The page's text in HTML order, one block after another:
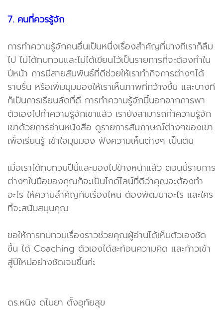
7. คนที่ควรรู้จัก
การทำความรู้จักคนอื่นเป็นหนึ่งเรื่องสำคัญที่บางทีเราก็ลืม
ไป ไม่ได้ทบทวนและไม่ได้เขียนไว้เป็นรายการที่จะต้องทำใน
ปีหน้า การมีสายสัมพันธ์ที่ดีช่วยให้เราทำกิจการต่างๆได้
ราบรื่น หรือเพิ่มมุมมองให้เราเห็นภาพที่กว้างขึ้น และบางที
ก็เป็นการเรียนลัดที่ดี การทำความรู้จักนี้นอกจากการพา
ตัวเองไปทำความรู้จักเขาแล้ว เรายังสามารถทำความรู้จัก
เขาด้วยการอ่านหนังสือ ดูรายการสัมภาษณ์ต่างๆของเขา
เพื่อเรียนรู้ เข้าใจมุมมอง ฟังความเห็นต่างๆ เป็นต้น
เมื่อเราได้ทบทวนปีนี้และมองไปข้างหน้าแล้ว ตอนนี้รายการ
ต่างๆในมือของคุณก็จะเป็นไกด์ไลน์ที่ดีว่าคุณจะต้องทำ
อะไร ให้ความสำคัญกับเรื่องไหน ต้องพัฒนาอะไร และใคร
ที่จะสนับสนุนคุณ
ขอให้การทบทวนเรื่องราวช่วยคุณผู้อ่านได้เห็นตัวเองชัด
ขึ้น ได้ Coaching ตัวเองได้สะท้อนความคิด และก้าวเข้า
สู่ปีใหม่อย่างชัดเจนขึ้นค่ะ
ดร.หนิง ดไนยา ตั้งอุทัยสุข